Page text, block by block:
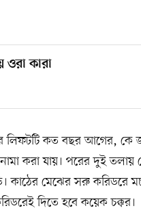
ওরা কারা
লিফটটি কত বছর আগের, কে
করা যায়। পরের দুই
কাঠের মেঝের সরু করিডরে
দিতে হবে কয়েক চক্কর।